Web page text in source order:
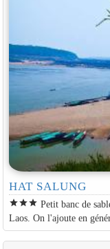
HAT SALUNG
starstarstar Petit banc de
Laos. On l'ajoute en